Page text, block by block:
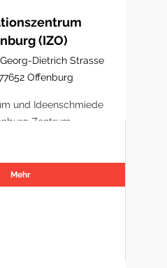
(IZO)
Dietrich Strasse
Offenburg
und Ideenschmiede
Zentrum
Mehr